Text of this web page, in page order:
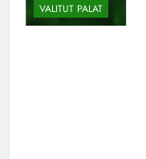
VALITUT PALAT